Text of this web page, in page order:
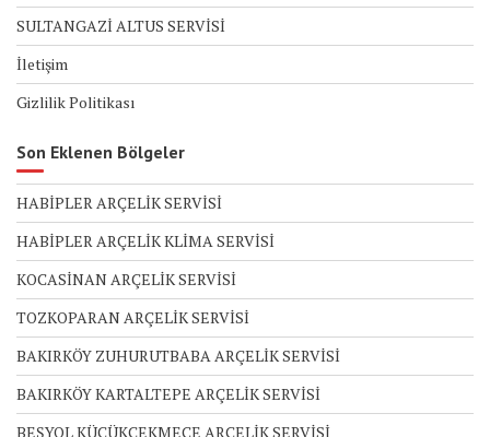
SULTANGAZİ ALTUS SERVİSİ
İletişim
Gizlilik Politikası
Son Eklenen Bölgeler
HABİPLER ARÇELİK SERVİSİ
HABİPLER ARÇELİK KLİMA SERVİSİ
KOCASİNAN ARÇELİK SERVİSİ
TOZKOPARAN ARÇELİK SERVİSİ
BAKIRKÖY ZUHURUTBABA ARÇELİK SERVİSİ
BAKIRKÖY KARTALTEPE ARÇELİK SERVİSİ
BEŞYOL KÜÇÜKÇEKMECE ARÇELİK SERVİSİ